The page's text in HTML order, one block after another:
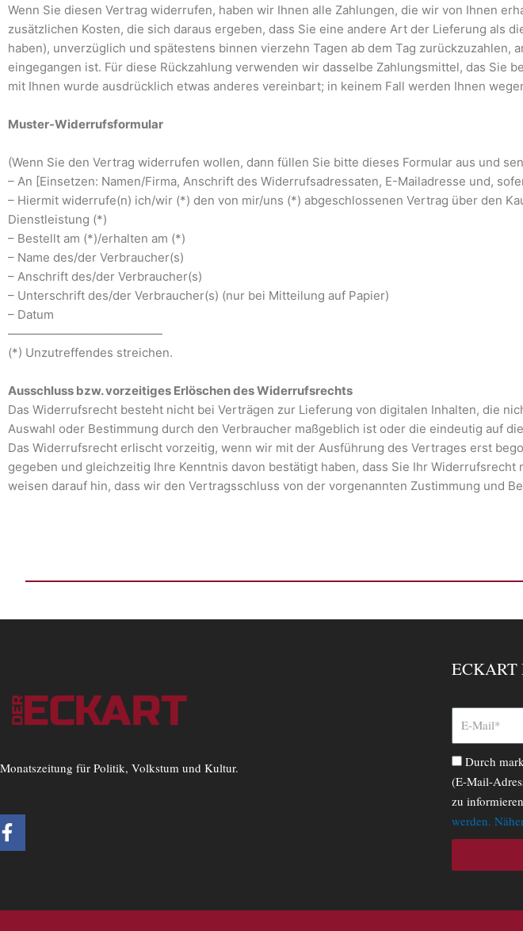
Wenn Sie diesen Vertrag widerrufen, haben wir Ihnen alle Zahlungen, die wir von Ihnen
zusätzlichen Kosten, die sich daraus ergeben, dass Sie eine andere Art der Lieferung als
haben), unverzüglich und spätestens binnen vierzehn Tagen ab dem Tag
eingegangen ist. Für diese Rückzahlung verwenden wir dasselbe Zahlungsmittel, das Sie
mit Ihnen wurde ausdrücklich etwas anderes vereinbart; in keinem Fall werden Ihnen
Muster-Widerrufsformular
(Wenn Sie den Vertrag widerrufen wollen, dann füllen Sie bitte dieses Formular aus und
– An [Einsetzen: Namen/Firma, Anschrift des Widerrufsadressaten, E-Mailadresse und,
– Hiermit widerrufe(n) ich/wir (*) den von mir/uns (*) abgeschlossenen Vertrag über den
Dienstleistung (*)
– Bestellt am (*)/erhalten am (*)
– Name des/der Verbraucher(s)
– Anschrift des/der Verbraucher(s)
– Unterschrift des/der Verbraucher(s) (nur bei Mitteilung auf Papier)
– Datum
—————————————
(*) Unzutreffendes streichen.
Ausschluss bzw. vorzeitiges Erlöschen des Widerrufsrechts
Das Widerrufsrecht besteht nicht bei Verträgen zur Lieferung von digitalen Inhalten, die
Auswahl oder Bestimmung durch den Verbraucher maßgeblich ist oder die eindeutig auf
Das Widerrufsrecht erlischt vorzeitig, wenn wir mit der Ausführung des Vertrages erst
gegeben und gleichzeitig Ihre Kenntnis davon bestätigt haben, dass Sie Ihr
weisen darauf hin, dass wir den Vertragsschluss von der vorgenannten Zustimmung und
Monatszeitung für Politik, Volkstum und Kultur.
F
a
c
o
ECKART
Durch
(E-Mail-
zu
werden.